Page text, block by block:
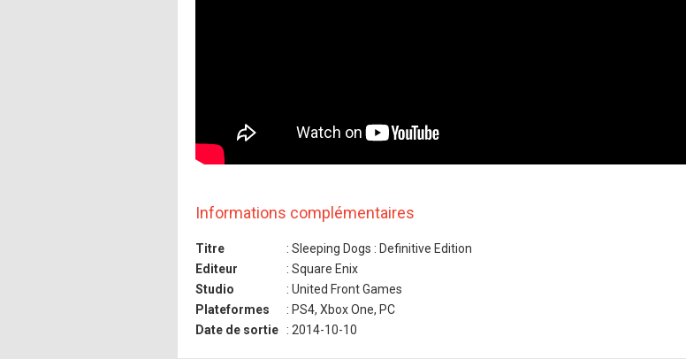
Informations complémentaires
Titre
: Sleeping Dogs : Definitive Edition
Editeur
: Square Enix
Studio
: United Front Games
Plateformes
: PS4, Xbox One, PC
Date de sortie
: 2014-10-10